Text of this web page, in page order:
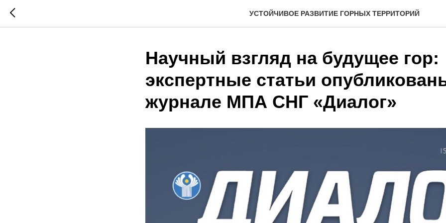
УСТОЙЧИВОЕ РАЗВИТИЕ ГОРНЫХ ТЕРРИТОРИЙ
Научный взгляд на будущее гор:
экспертные статьи
журнале МПА СНГ «Диалог»